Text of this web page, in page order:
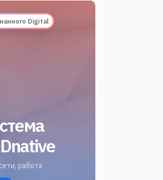
Digital
работа